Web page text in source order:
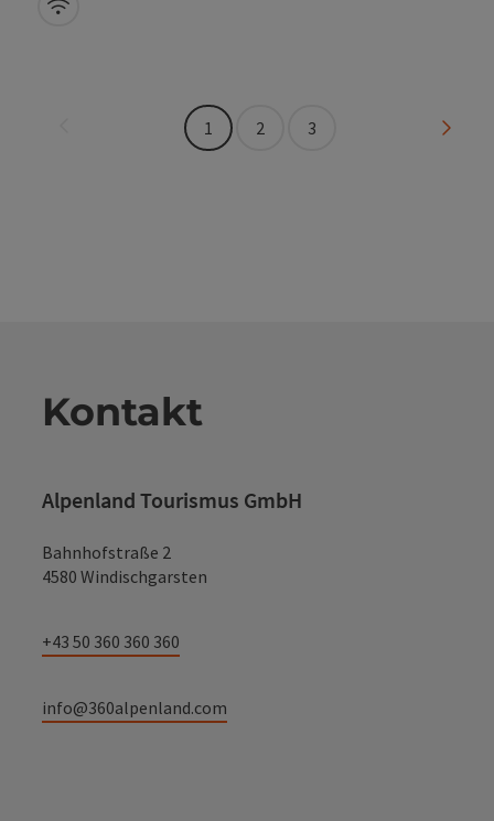
W-LAN (zdarma)
1 2 3 na
Kontakt
Alpenland Tourismus GmbH
Bahnhofstraße 2
4580 Windischgarsten
+43 50 360 360 360
info@360alpenland.com